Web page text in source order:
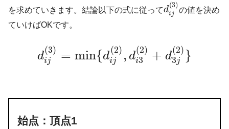
を求めていきます。結論以下の式に従ってd
(3)
ij
の値を決め
ていけばOKです。
d
(3)
ij = min{d
(2)
ij , d
(2)
i3 + d
(2)
3j }
始点：頂点1